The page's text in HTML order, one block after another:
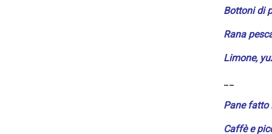
Bottoni di
Rana
Limone,
Pane fatto
Caffè e